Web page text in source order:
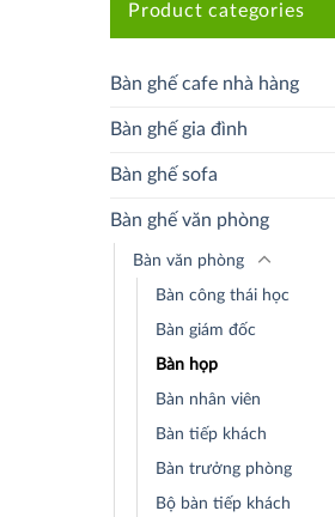
Product categories
Bàn ghế cafe nhà hàng
Bàn ghế gia đình
Bàn ghế sofa
Bàn ghế văn phòng
Bàn văn phòng
Bàn công thái học
Bàn giám đốc
Bàn họp
Bàn nhân viên
Bàn tiếp khách
Bàn trưởng phòng
Bộ bàn tiếp khách